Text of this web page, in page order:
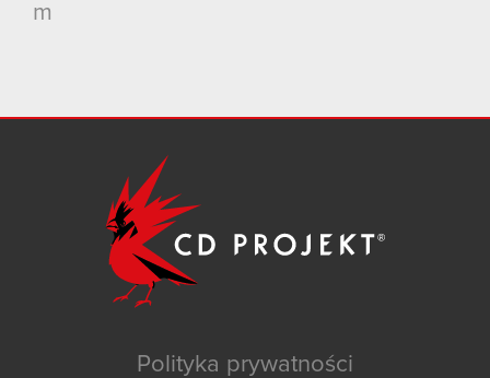
m
Polityka prywatności